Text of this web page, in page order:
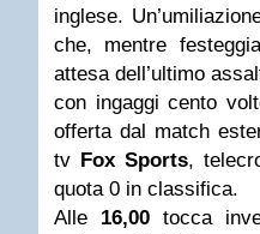
inglese.
che, mentre
attesa dell’ultimo
con ingaggi cento
offerta dal match
tv Fox Sports,
quota 0 in classifica.
Alle 16,00tocca